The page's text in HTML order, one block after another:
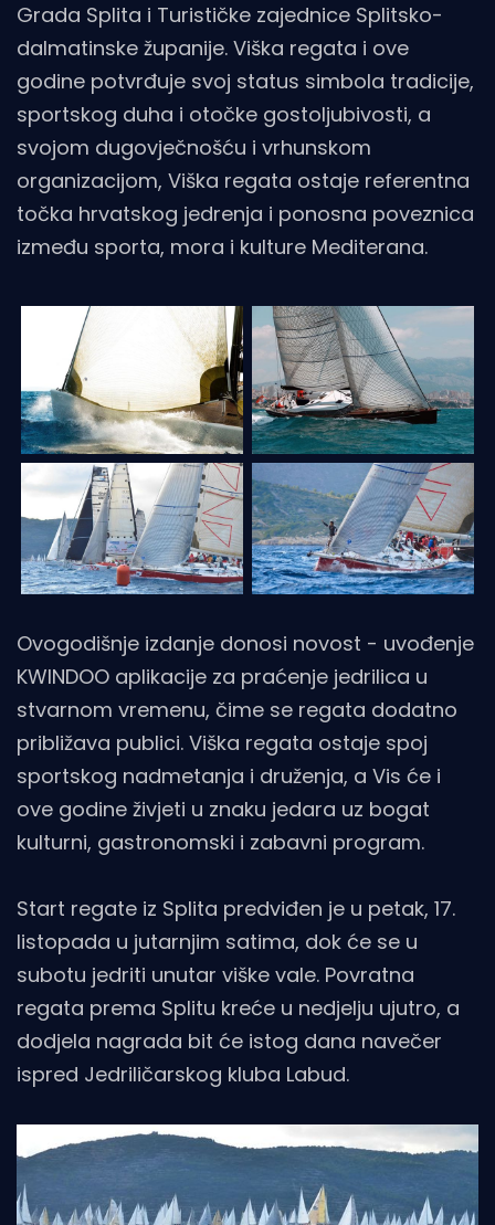
Grada Splita i Turističke zajednice Splitsko-
dalmatinske županije. Viška regata i ove
godine potvrđuje svoj status simbola tradicije,
sportskog duha i otočke gostoljubivosti, a
svojom dugovječnošću i vrhunskom
organizacijom, Viška regata ostaje referentna
točka hrvatskog jedrenja i ponosna poveznica
između sporta, mora i kulture Mediterana.
Ovogodišnje izdanje donosi novost - uvođenje
KWINDOO aplikacije za praćenje jedrilica u
stvarnom vremenu, čime se regata dodatno
približava publici. Viška regata ostaje spoj
sportskog nadmetanja i druženja, a Vis će i
ove godine živjeti u znaku jedara uz bogat
kulturni, gastronomski i zabavni program.
Start regate iz Splita predviđen je u petak, 17.
listopada u jutarnjim satima, dok će se u
subotu jedriti unutar viške vale. Povratna
regata prema Splitu kreće u nedjelju ujutro, a
dodjela nagrada bit će istog dana navečer
ispred Jedriličarskog kluba Labud.